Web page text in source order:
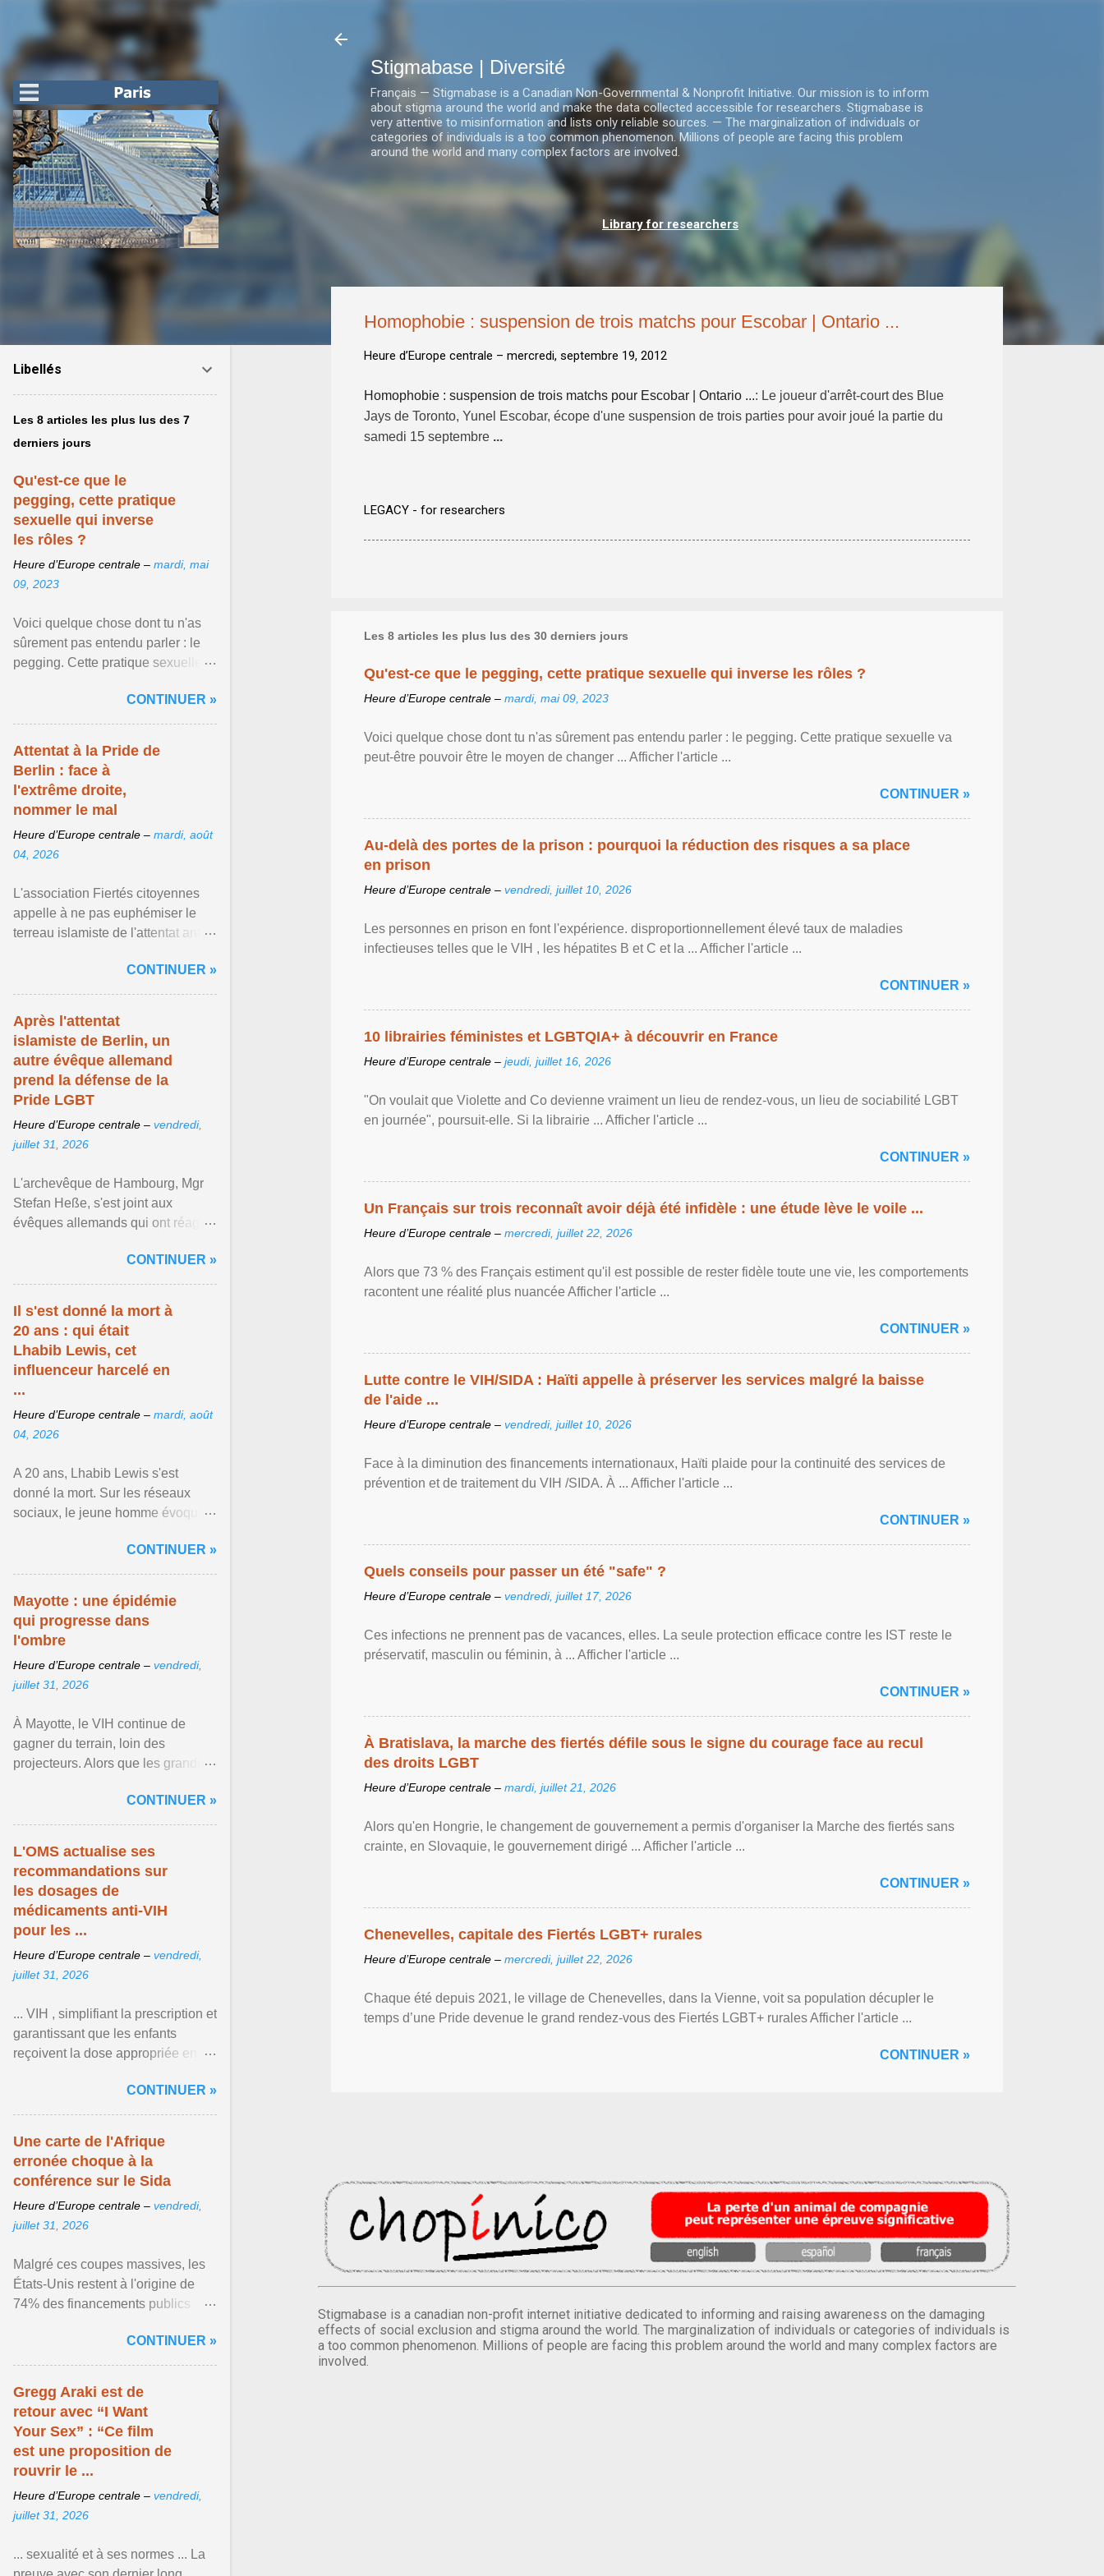
Stigmabase | Diversité
Français — Stigmabase is a Canadian Non-Governmental & Nonprofit Initiative. Our mission is to inform
about stigma around the world and make the data collected accessible for researchers. Stigmabase is
very attentive to misinformation and lists only reliable sources. — The marginalization of individuals or
categories of individuals is a too common phenomenon. Millions of people are facing this problem
around the world and many complex factors are involved.
Library for researchers
Homophobie : suspension de trois matchs pour Escobar | Ontario ...
Heure d’Europe centrale – mercredi, septembre 19, 2012
Homophobie : suspension de trois matchs pour Escobar | Ontario ...: Le joueur d'arrêt-court des Blue
Jays de Toronto, Yunel Escobar, écope d'une suspension de trois parties pour avoir joué la partie du
samedi 15 septembre ...
LEGACY - for researchers
Les 8 articles les plus lus des 30 derniers jours
Qu'est-ce que le pegging, cette pratique sexuelle qui inverse les rôles ?
Heure d’Europe centrale – mardi, mai 09, 2023
Voici quelque chose dont tu n'as sûrement pas entendu parler : le pegging. Cette pratique sexuelle va
peut-être pouvoir être le moyen de changer ... Afficher l'article ...
CONTINUER »
Au-delà des portes de la prison : pourquoi la réduction des risques a sa place
en prison
Heure d’Europe centrale – vendredi, juillet 10, 2026
Les personnes en prison en font l'expérience. disproportionnellement élevé taux de maladies
infectieuses telles que le VIH , les hépatites B et C et la ... Afficher l'article ...
CONTINUER »
10 librairies féministes et LGBTQIA+ à découvrir en France
Heure d’Europe centrale – jeudi, juillet 16, 2026
"On voulait que Violette and Co devienne vraiment un lieu de rendez-vous, un lieu de sociabilité LGBT
en journée", poursuit-elle. Si la librairie ... Afficher l'article ...
CONTINUER »
Un Français sur trois reconnaît avoir déjà été infidèle : une étude lève le voile ...
Heure d’Europe centrale – mercredi, juillet 22, 2026
Alors que 73 % des Français estiment qu'il est possible de rester fidèle toute une vie, les comportements
racontent une réalité plus nuancée Afficher l'article ...
CONTINUER »
Lutte contre le VIH/SIDA : Haïti appelle à préserver les services malgré la baisse
de l'aide ...
Heure d’Europe centrale – vendredi, juillet 10, 2026
Face à la diminution des financements internationaux, Haïti plaide pour la continuité des services de
prévention et de traitement du VIH /SIDA. À ... Afficher l'article ...
CONTINUER »
Quels conseils pour passer un été "safe" ?
Heure d’Europe centrale – vendredi, juillet 17, 2026
Ces infections ne prennent pas de vacances, elles. La seule protection efficace contre les IST reste le
préservatif, masculin ou féminin, à ... Afficher l'article ...
CONTINUER »
À Bratislava, la marche des fiertés défile sous le signe du courage face au recul
des droits LGBT
Heure d’Europe centrale – mardi, juillet 21, 2026
Alors qu'en Hongrie, le changement de gouvernement a permis d'organiser la Marche des fiertés sans
crainte, en Slovaquie, le gouvernement dirigé ... Afficher l'article ...
CONTINUER »
Chenevelles, capitale des Fiertés LGBT+ rurales
Heure d’Europe centrale – mercredi, juillet 22, 2026
Chaque été depuis 2021, le village de Chenevelles, dans la Vienne, voit sa population décupler le
temps d’une Pride devenue le grand rendez-vous des Fiertés LGBT+ rurales Afficher l'article ...
CONTINUER »
Stigmabase is a canadian non-profit internet initiative dedicated to informing and raising awareness on the damaging
effects of social exclusion and stigma around the world. The marginalization of individuals or categories of individuals is
a too common phenomenon. Millions of people are facing this problem around the world and many complex factors are
involved.
Libellés
Les 8 articles les plus lus des 7
derniers jours
Qu'est-ce que le
pegging, cette pratique
sexuelle qui inverse
les rôles ?
Heure d’Europe centrale – mardi, mai
09, 2023
Voici quelque chose dont tu n'as
sûrement pas entendu parler : le
pegging. Cette pratique sexuelle
de changer ... Afficher l'article ...
CONTINUER »
Attentat à la Pride de
Berlin : face à
l'extrême droite,
nommer le mal
Heure d’Europe centrale – mardi, août
04, 2026
L'association Fiertés citoyennes
appelle à ne pas euphémiser le
terreau islamiste de l'attentat anti-
de Berlin ... Afficher l'article ...
CONTINUER »
Après l'attentat
islamiste de Berlin, un
autre évêque allemand
prend la défense de la
Pride LGBT
Heure d’Europe centrale – vendredi,
juillet 31, 2026
L'archevêque de Hambourg, Mgr
Stefan Heße, s'est joint aux
évêques allemands qui ont réagi
perpétré le ... Afficher l'article ...
CONTINUER »
Il s'est donné la mort à
20 ans : qui était
Lhabib Lewis, cet
influenceur harcelé en
...
Heure d’Europe centrale – mardi, août
04, 2026
A 20 ans, Lhabib Lewis s'est
donné la mort. Sur les réseaux
sociaux, le jeune homme évoquait
santé mentale, sa sexualité et
Afficher l'article ...
CONTINUER »
Mayotte : une épidémie
qui progresse dans
l'ombre
Heure d’Europe centrale – vendredi,
juillet 31, 2026
À Mayotte, le VIH continue de
gagner du terrain, loin des
projecteurs. Alors que les grandes
régulièrement le devant de la ...
Afficher l'article ...
CONTINUER »
L'OMS actualise ses
recommandations sur
les dosages de
médicaments anti-VIH
pour les ...
Heure d’Europe centrale – vendredi,
juillet 31, 2026
... VIH , simplifiant la prescription et
garantissant que les enfants
reçoivent la dose appropriée en
âge. Afficher l'article ...CONTINUER »
Une carte de l'Afrique
erronée choque à la
conférence sur le Sida
Heure d’Europe centrale – vendredi,
juillet 31, 2026
Malgré ces coupes massives, les
États-Unis restent à l'origine de
74% des financements publics
dans le monde ... Afficher l'article ...
CONTINUER »
Gregg Araki est de
retour avec “I Want
Your Sex” : “Ce film
est une proposition de
rouvrir le ...
Heure d’Europe centrale – vendredi,
juillet 31, 2026
... sexualité et à ses normes ... La